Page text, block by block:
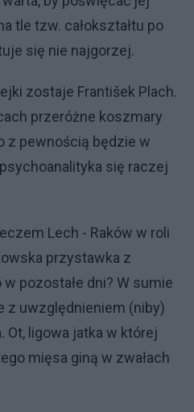
tle tzw. całokształtu po
się nie najgorzej.
zostaje František Plach.
przeróżne koszmary
z pewnością będzie w
się raczej
Lech - Raków w roli
przystawka z
pozostałe dni? W sumie
z uwzględnieniem (niby)
Ot, ligowa jatka w której
mięsa giną w zwałach